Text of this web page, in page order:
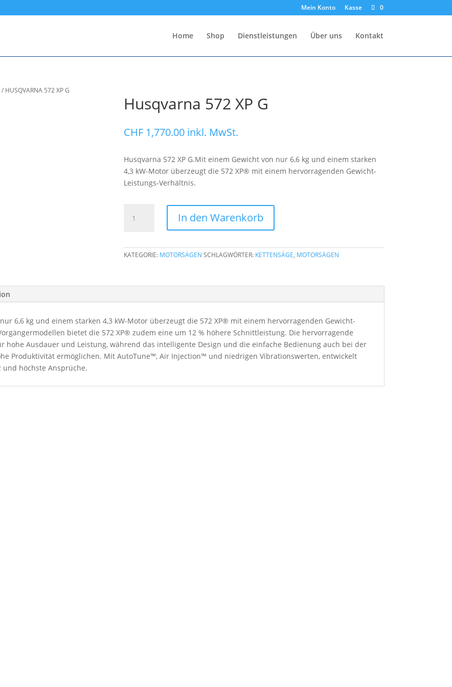
Mein Konto Kasse 0
Home Shop Dienstleistungen Über uns Kontakt
/ HUSQVARNA 572 XP G
Husqvarna 572 XP G
CHF1,770.00 inkl. MwSt.
Husqvarna 572 XP G.Mit einem Gewicht von nur 6,6 kg und einem starken
4,3 kW-Motor überzeugt die 572 XP® mit einem hervorragenden Gewicht-
Leistungs-Verhältnis.
572
Menge
In den Warenkorb
KATEGORIE: MOTORSÄGEN SCHLAGWÖRTER: KETTENSÄGE, MOTORSÄGEN
6,6 kg und einem starken 4,3 kW-Motor überzeugt die 572 XP® mit einem hervorragenden Gewicht-
bietet die 572 XP® zudem eine um 12 % höhere Schnittleistung. Die hervorragende
Ausdauer und Leistung, während das intelligente Design und die einfache Bedienung auch bei der
Produktivität ermöglichen. Mit AutoTune™, Air Injection™ und niedrigen Vibrationswerten, entwickelt
höchste Ansprüche.